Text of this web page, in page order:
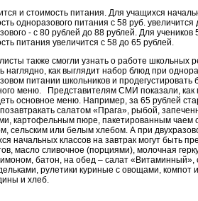
и стоимость питания. Для учащихся
одноразового питания с 58 руб. увеличится
- с 80 рублей до 88 рублей. Для учеников
питания увеличится с 58 до 65 рублей.
также смогли узнать о работе школьных
наглядно, как выглядит набор блюд при
питании школьников и продегустировать
меню. Представителям СМИ показали, как
основное меню. Например, за 65 рублей
салатом «Прага», рыбой,
картофельным пюре, пакетированным чаем
сельским или белым хлебом. А при
начальных классов на завтрак могут быть
масло сливочное (порциями), молочная
батон, на обед – салат «Витаминный»,
рулетики куриные с овощами, компот
и хлеб.